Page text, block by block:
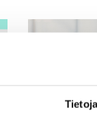
Tietoja